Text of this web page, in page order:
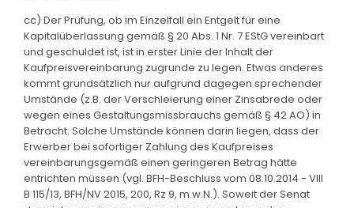
cc) Der Prüfung, ob im Einzelfall ein Entgelt für eine
Kapitalüberlassung gemäß § 20 Abs. 1 Nr. 7 EStG vereinbart
und geschuldet ist, ist in erster Linie der Inhalt der
Kaufpreisvereinbarung zugrunde zu legen. Etwas anderes
kommt grundsätzlich nur aufgrund dagegen sprechender
Umstände (z.B. der Verschleierung einer Zinsabrede oder
wegen eines Gestaltungsmissbrauchs gemäß § 42 AO) in
Betracht. Solche Umstände können darin liegen, dass der
Erwerber bei sofortiger Zahlung des Kaufpreises
vereinbarungsgemäß einen geringeren Betrag hätte
entrichten müssen (vgl. BFH-Beschluss vom 08.10.2014 - VIII
B 115/13, BFH/NV 2015, 200, Rz 9, m.w.N.). Soweit der Senat